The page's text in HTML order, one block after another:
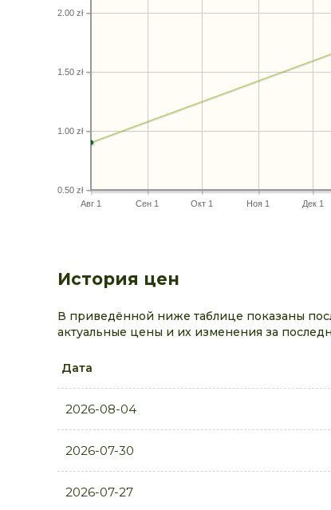
Авг 1 Сен 1 Окт 1 Ноя 1 Дек 1
0.50 zł
1.00 zł
1.50 zł
2.00 zł
История цен
В приведённой ниже таблице показаны
актуальные цены и их изменения за
Дата
2026-08-04
2026-07-30
2026-07-27